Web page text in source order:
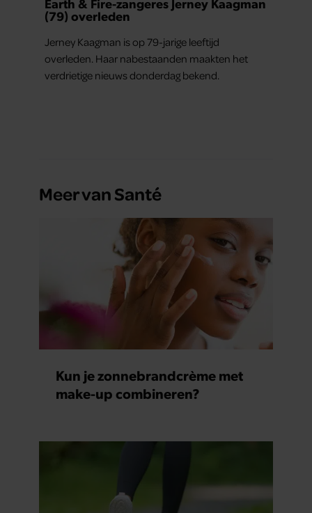
(79) overleden
Jerney Kaagman is op 79-jarige leeftijd
overleden. Haar nabestaanden maakten het
verdrietige nieuws donderdag bekend.
Meer van Santé
Kun je zonnebrandcrème met
make-up combineren?